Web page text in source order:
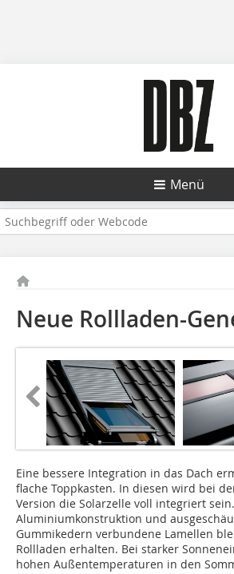
Menü
Neue Rollladen-
Eine bessere Integration in das Dach
flache Toppkasten. In diesen wird bei
Version die Solarzelle voll integriert
Aluminiumkonstruktion und
Gummikedern verbundene Lamellen
Rollladen erhalten. Bei starker
hohen Außentemperaturen in den